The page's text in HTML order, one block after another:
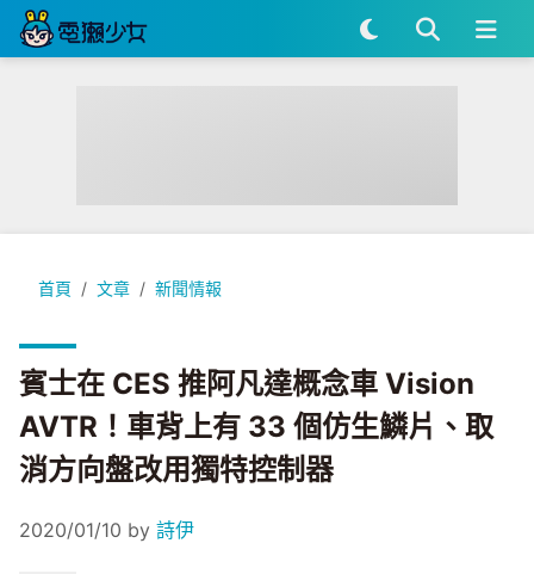
首頁 文章 新聞情報
賓士在 CES 推阿凡達概念車 Vision AVTR！車背上有 33 個仿
賓士在 CES 推阿凡達概念車 Vision
AVTR！車背上有 33 個仿生鱗片、取
消方向盤改用獨特控制器
2020/01/10 by 詩伊